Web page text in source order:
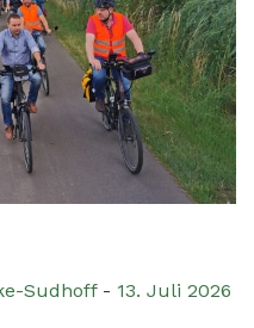
Sudhoff- 13. Juli 2026